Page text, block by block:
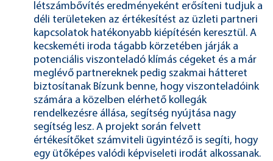
létszámbővítés eredményeként erősíteni tudjuk a
déli területeken az értékesítést az üzleti partneri
kapcsolatok hatékonyabb kiépítésén keresztül. A
kecskeméti iroda tágabb körzetében járják a
potenciális viszonteladó klímás cégeket és a már
meglévő partnereknek pedig szakmai hátteret
biztosítanak Bízunk benne, hogy viszonteladóink
számára a közelben elérhető kollegák
rendelkezésre állása, segítség nyújtása nagy
segítség lesz. A projekt során felvett
értékesítőket számviteli ügyintéző is segíti, hogy
egy ütőképes valódi képviseleti irodát alkossanak.